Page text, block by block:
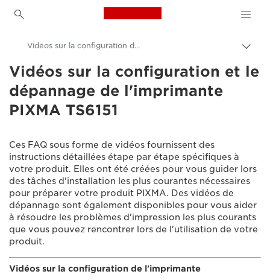
Canon Logo, back to
entre
les
Canon
Assistance produits clients
Vidéos sur la configuration de l'imprimante PIXMA TS6151
Vidéos sur la configuration et le
dépannage de l'imprimante
PIXMA TS6151
Ces FAQ sous forme de vidéos fournissent des
instructions détaillées étape par étape spécifiques à
votre produit. Elles ont été créées pour vous guider lors
des tâches d'installation les plus courantes nécessaires
pour préparer votre produit PIXMA. Des vidéos de
dépannage sont également disponibles pour vous aider
à résoudre les problèmes d'impression les plus courants
que vous pouvez rencontrer lors de l'utilisation de votre
produit.
Vidéos sur la configuration de l'imprimante